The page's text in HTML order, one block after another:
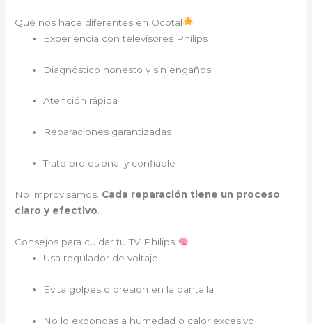
Qué nos hace diferentes en Ocotal
Experiencia con televisores Philips
Diagnóstico honesto y sin engaños
Atención rápida
Reparaciones garantizadas
Trato profesional y confiable
No improvisamos. Cada reparación tiene un proceso
claro y efectivo
Consejos para cuidar tu TV Philips
Usa regulador de voltaje
Evita golpes o presión en la pantalla
No lo expongas a humedad o calor excesivo